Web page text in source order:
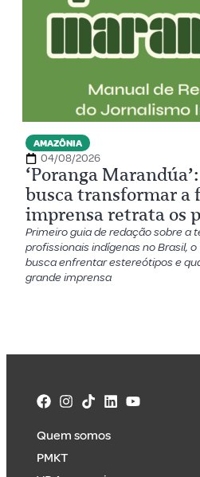
AMAZÔNIA
04/08/2026
‘Poranga
busca transformar a
imprensa retrata os
Primeiro guia de redação sobre a
profissionais indígenas no Brasil, o
busca enfrentar estereótipos e
grande imprensa
Quem somos
PMKT